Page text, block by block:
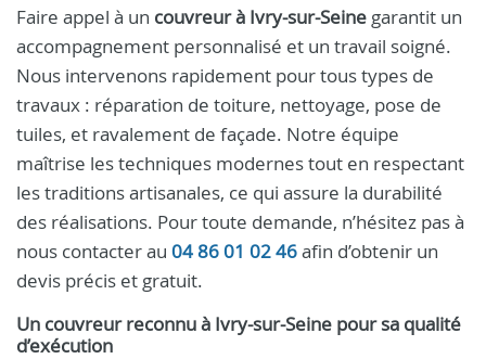
Faire appel à un couvreur à Ivry-sur-Seine garantit un
accompagnement personnalisé et un travail soigné.
Nous intervenons rapidement pour tous types de
travaux : réparation de toiture, nettoyage, pose de
tuiles, et ravalement de façade. Notre équipe
maîtrise les techniques modernes tout en respectant
les traditions artisanales, ce qui assure la durabilité
des réalisations. Pour toute demande, n’hésitez pas à
nous contacter au 04 86 01 02 46afin d’obtenir un
devis précis et gratuit.
Un couvreurreconnu à Ivry-sur-Seine pour sa qualité
d’exécution